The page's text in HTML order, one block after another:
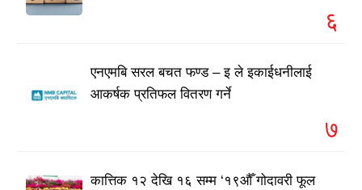
६
एनएमबि सरल बचत फण्ड – इ ले इकाईधनीलाई
आकर्षक प्रतिफल वितरण गर्ने
७
कात्तिक १२ देखि १६ सम्म ‘१९औँ गोदावरी फूल